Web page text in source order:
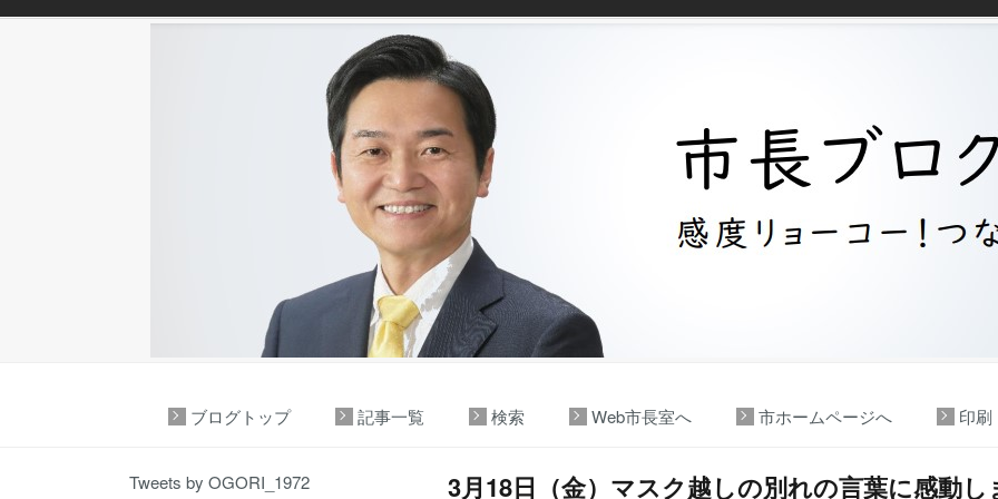
ブログトップ 記事一覧 検索 Web市長室へ 市ホームページへ 印刷
Tweets by OGORI_1972 3月18日（金）マスク越しの別れの言葉に感動し